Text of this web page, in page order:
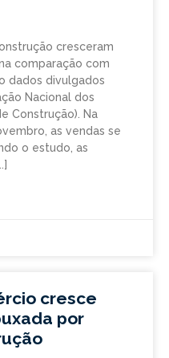
cresceram
comparação com
dados divulgados
Nacional dos
Construção). Na
as vendas se
o estudo, as
cresce
por